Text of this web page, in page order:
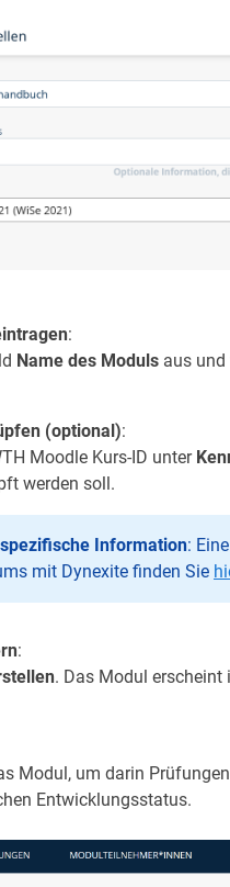
:
Name des Moduls aus
(optional):
Moodle Kurs-ID unter
werden soll.
spezifische Information:
mit Dynexite finden Sie
:
. Das Modul erscheint
Modul, um darin
Entwicklungsstatus.